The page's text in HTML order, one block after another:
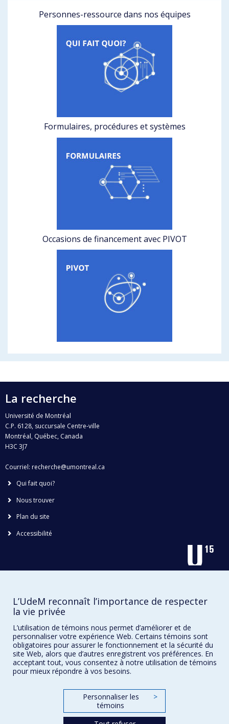
Personnes-ressource dans nos équipes
Formulaires, procédures et systèmes
Occasions de financement avec PIVOT
La recherche
Université de Montréal
C.P. 6128, succursale Centre-ville
Montréal, Québec, Canada
H3C 3J7
Courriel: recherche@umontreal.ca
Qui fait quoi?
Nous trouver
Plan du site
Accessibilité
Confidentialité
Conditions d’utilisation
Paramètres des témoins
Université de
L’UdeM reconnaît l’importance de respecter
la vie privée
L’utilisation de témoins nous permet d’améliorer et de
personnaliser votre expérience Web. Certains témoins sont
obligatoires pour assurer le fonctionnement et la sécurité du
site Web, alors que d’autres enregistrent vos préférences. En
acceptant tout, vous consentez à notre utilisation de témoins
pour mieux répondre à vos besoins.
Personnaliser les
témoins
>